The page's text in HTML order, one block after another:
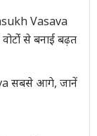
Vasava
से बनाई बढ़त
सबसे आगे, जानें